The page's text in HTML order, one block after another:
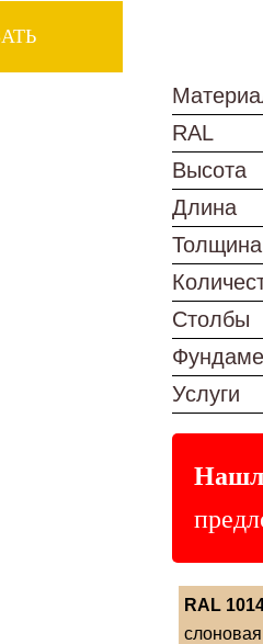
RAL
Высота
Длина
Толщина
Столбы
Услуги
RAL
слоновая